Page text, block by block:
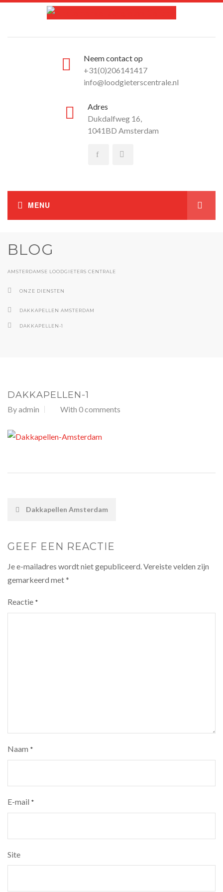
Neem contact op
+31(0)206141417
info@loodgieterscentrale.nl
Adres
Dukdalfweg 16,
1041BD Amsterdam
BLOG
AMSTERDAMSE LOODGIETERS CENTRALE
ONZE DIENSTEN
DAKKAPELLEN AMSTERDAM
DAKKAPELLEN-1
DAKKAPELLEN-1
Byadmin With 0 comments
POST
Dakkapellen Amsterdam
GEEF EEN REACTIE
Je e-mailadres wordt niet gepubliceerd.Vereiste velden zijn
gemarkeerd met*
Reactie *
Naam *
E-mail *
Site